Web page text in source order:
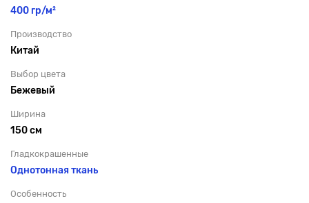
400 гр/м²
Производство
Китай
Выбор цвета
Бежевый
Ширина
150 см
Гладкокрашенные
Однотонная ткань
Особенность